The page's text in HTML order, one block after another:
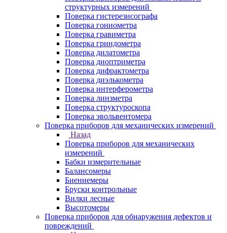
структурных измерений
Поверка гистерезисографа
Поверка гониометра
Поверка гравиметра
Поверка гриндометра
Поверка дилатометра
Поверка диоптриметра
Поверка дифрактометра
Поверка диэлькометра
Поверка интерферометра
Поверка линзметра
Поверка структуроскопа
Поверка эвольвентомера
Поверка приборов для механических измерений
Назад
Поверка приборов для механических
измерений
Бабки измерительные
Балансомеры
Биениемеры
Бруски контрольные
Вилки лесные
Высотомеры
Поверка приборов для обнаружения дефектов и
повреждений